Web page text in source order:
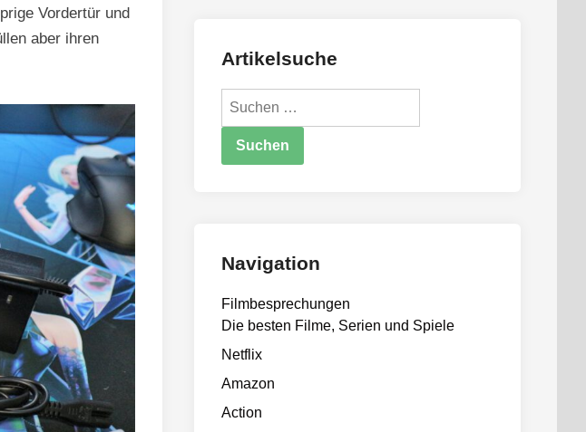
Vordertür und
aber ihren
Artikelsuche
Suchen
Navigation
Filmbesprechungen
Die besten Filme, Serien und Spiele
Netflix
Amazon
Action